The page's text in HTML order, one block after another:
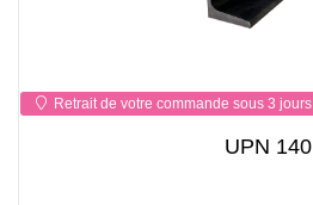
Retrait de votre commande sous 3 jours
UPN 140